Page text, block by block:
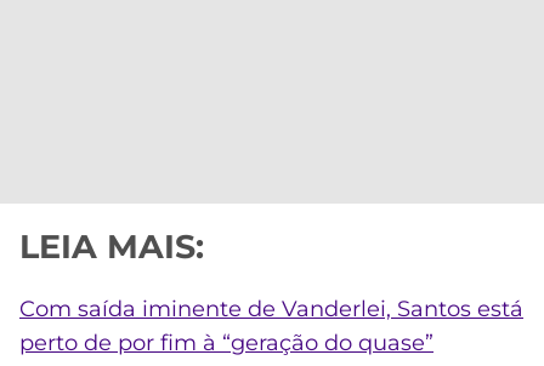
LEIA MAIS:
Com saída iminente de Vanderlei, Santos está
perto de por fim à “geração do quase”